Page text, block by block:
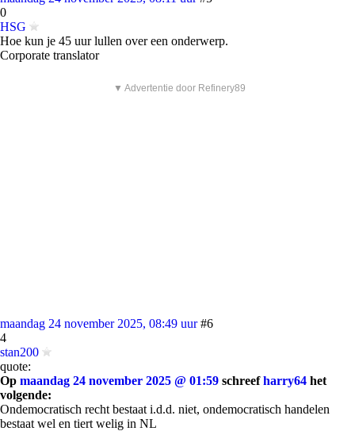
0
HSG
Hoe kun je 45 uur lullen over een onderwerp.
Corporate translator
▼ Advertentie door Refinery89
maandag 24 november 2025, 08:49 uur #6
4
stan200
quote:
Op maandag 24 november 2025 @ 01:59 schreefharry64 het
volgende:
Ondemocratisch recht bestaat i.d.d. niet, ondemocratisch handelen
bestaat wel en tiert welig in NL